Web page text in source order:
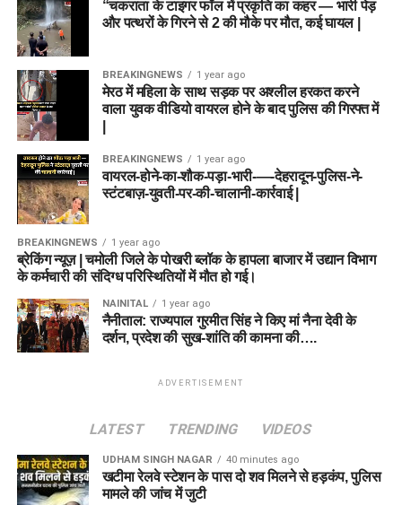
“चकराता के टाइगर फॉल में प्रकृति का कहर — भारी पेड़
और पत्थरों के गिरने से 2 की मौके पर मौत, कई घायल |
BREAKINGNEWS 1 year ago
मेरठ में महिला के साथ सड़क पर अश्लील हरकत करने
वाला युवक वीडियो वायरल होने के बाद पुलिस की गिरफ्त में
BREAKINGNEWS 1 year ago
वायरल-होने-का-शौक-पड़ा-भारी-—-देहरादून-पुलिस-ने-
स्टंटबाज़-युवती-पर-की-चालानी-कार्रवाई |
BREAKINGNEWS 1 year ago
ब्रेकिंग न्यूज़ | चमोली जिले के पोखरी ब्लॉक के हापला बाजार में उद्यान विभाग
के कर्मचारी की संदिग्ध परिस्थितियों में मौत हो गई।
NAINITAL 1 year ago
नैनीताल: राज्यपाल गुरमीत सिंह ने किए मां नैना देवी के
दर्शन, प्रदेश की सुख-शांति की कामना की….
ADVERTISEMENT
LATEST TRENDING VIDEOS
UDHAM SINGH NAGAR 40 minutes ago
खटीमा रेलवे स्टेशन के पास दो शव मिलने से हड़कंप, पुलिस
मामले की जांच में जुटी